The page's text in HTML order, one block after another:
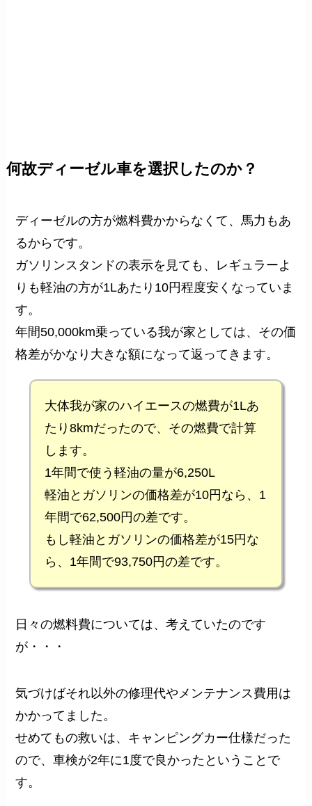
何故ディーゼル車を選択したのか？
ディーゼルの方が燃料費かからなくて、馬力もあ
るからです。
ガソリンスタンドの表示を見ても、レギュラーよ
りも軽油の方が1Lあたり10円程度安くなっていま
す。
年間50,000km乗っている我が家としては、その価
格差がかなり大きな額になって返ってきます。
大体我が家のハイエースの燃費が1Lあ
たり8kmだったので、その燃費で計算
します。
1年間で使う軽油の量が6,250L
軽油とガソリンの価格差が10円なら、1
年間で62,500円の差です。
もし軽油とガソリンの価格差が15円な
ら、1年間で93,750円の差です。
日々の燃料費については、考えていたのです
が・・・
気づけばそれ以外の修理代やメンテナンス費用は
かかってました。
せめてもの救いは、キャンピングカー仕様だった
ので、車検が2年に1度で良かったということで
す。